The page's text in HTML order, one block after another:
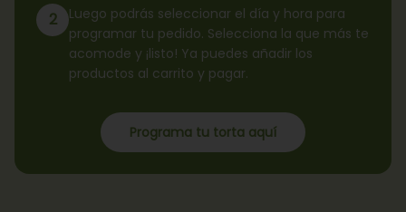
2
Luego podrás seleccionar el día y hora para
programar tu pedido. Selecciona la que más te
acomode y ¡listo! Ya puedes añadir los
productos al carrito y pagar.
Programa tu torta aquí